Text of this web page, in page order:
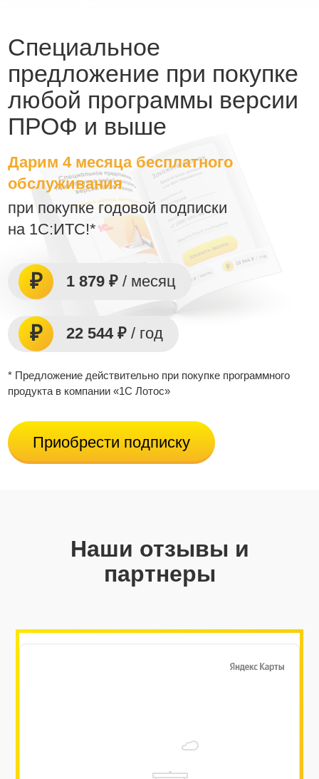
Специальное
предложение при покупке
любой программы версии
ПРОФ и выше
Дарим 4 месяца бесплатного
обслуживания
при покупке годовой подписки
на 1С:ИТС!*
1 879 ₽ / месяц
22 544 ₽ / год
* Предложение действительно при покупке программного
продукта в компании «1С Лотос»
Приобрести подписку
Наши отзывы и
партнеры